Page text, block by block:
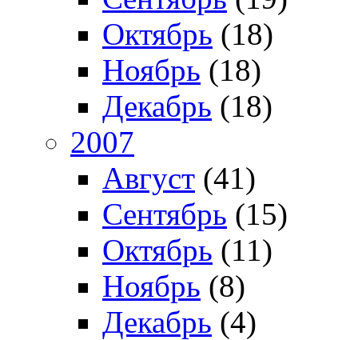
Октябрь (18)
Ноябрь (18)
Декабрь (18)
2007
Август (41)
Сентябрь (15)
Октябрь (11)
Ноябрь (8)
Декабрь (4)